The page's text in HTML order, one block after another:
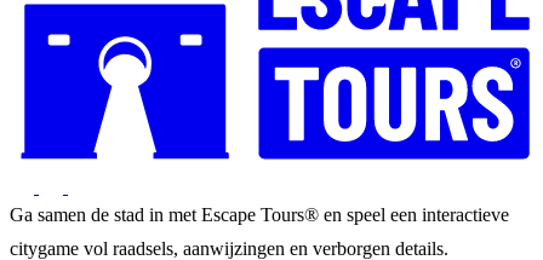
Ga samen de stad in met Escape Tours® en speel een interactieve
citygame vol raadsels, aanwijzingen en verborgen details.